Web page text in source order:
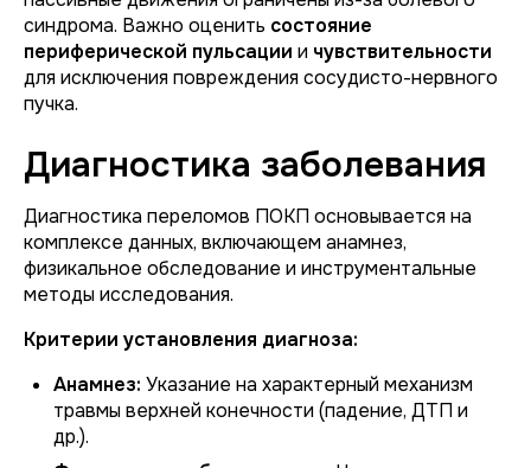
синдрома. Важно оценить состояние
периферической пульсации и чувствительности
для исключения повреждения сосудисто-нервного
пучка.
Диагностика заболевания
Диагностика переломов ПОКП основывается на
комплексе данных, включающем анамнез,
физикальное обследование и инструментальные
методы исследования.
Критерии установления диагноза:
Анамнез: Указание на характерный механизм
травмы верхней конечности (падение, ДТП и
др.).